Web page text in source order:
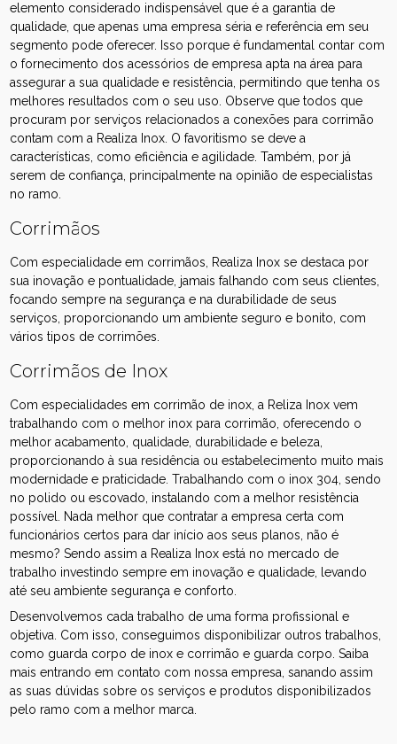
elemento considerado indispensável que é a garantia de
qualidade, que apenas uma empresa séria e referência em seu
segmento pode oferecer. Isso porque é fundamental contar com
o fornecimento dos acessórios de empresa apta na área para
assegurar a sua qualidade e resistência, permitindo que tenha os
melhores resultados com o seu uso. Observe que todos que
procuram por serviços relacionados a conexões para corrimão
contam com a Realiza Inox. O favoritismo se deve a
características, como eficiência e agilidade. Também, por já
serem de confiança, principalmente na opinião de especialistas
no ramo.
Corrimãos
Com especialidade em corrimãos, Realiza Inox se destaca por
sua inovação e pontualidade, jamais falhando com seus clientes,
focando sempre na segurança e na durabilidade de seus
serviços, proporcionando um ambiente seguro e bonito, com
vários tipos de corrimões.
Corrimãos de Inox
Com especialidades em corrimão de inox, a Reliza Inox vem
trabalhando com o melhor inox para corrimão, oferecendo o
melhor acabamento, qualidade, durabilidade e beleza,
proporcionando à sua residência ou estabelecimento muito mais
modernidade e praticidade. Trabalhando com o inox 304, sendo
no polido ou escovado, instalando com a melhor resistência
possível. Nada melhor que contratar a empresa certa com
funcionários certos para dar início aos seus planos, não é
mesmo? Sendo assim a Realiza Inox está no mercado de
trabalho investindo sempre em inovação e qualidade, levando
até seu ambiente segurança e conforto.
Desenvolvemos cada trabalho de uma forma profissional e
objetiva. Com isso, conseguimos disponibilizar outros trabalhos,
como guarda corpo de inox e corrimão e guarda corpo. Saiba
mais entrando em contato com nossa empresa, sanando assim
as suas dúvidas sobre os serviços e produtos disponibilizados
pelo ramo com a melhor marca.